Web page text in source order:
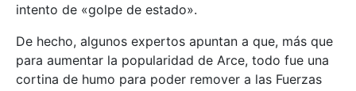
intento de «golpe de estado».
De hecho, algunos expertos apuntan a que, más que
para aumentar la popularidad de Arce, todo fue una
cortina de humo para poder remover a las Fuerzas